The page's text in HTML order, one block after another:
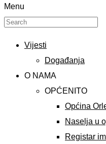
Menu
Vijesti
Događanja
O NAMA
OPĆENITO
Općina
Naselja u
Registar